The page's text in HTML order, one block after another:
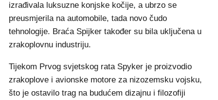
izrađivala luksuzne konjske kočije, a ubrzo se
preusmjerila na automobile, tada novo čudo
tehnologije. Braća Spijker također su bila uključena u
zrakoplovnu industriju.
Tijekom Prvog svjetskog rata Spyker je proizvodio
zrakoplove i avionske motore za nizozemsku vojsku,
što je ostavilo trag na budućem dizajnu i filozofiji